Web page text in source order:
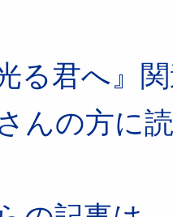
る君へ』
んの方に